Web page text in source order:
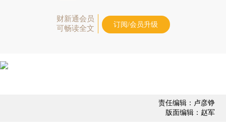
财新通会员
可畅读全文
订阅/会员升级
责任编辑：卢彦铮
版面编辑：赵军